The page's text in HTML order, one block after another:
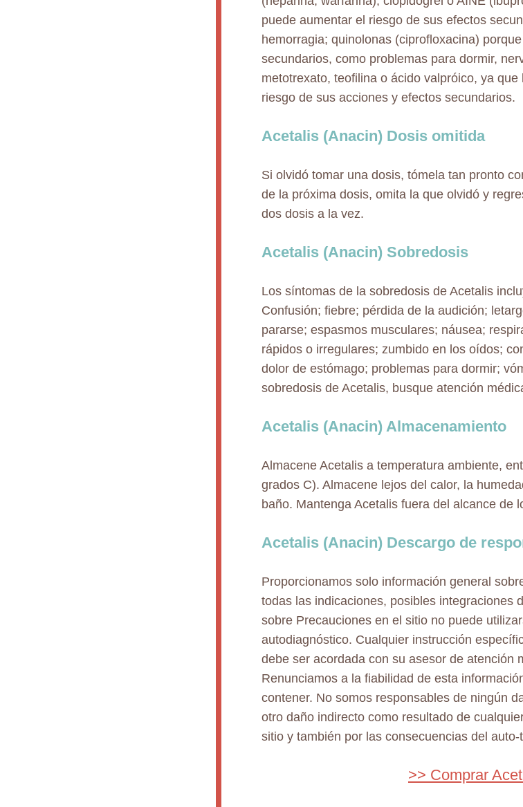
puede aumentar el riesgo de sus efectos
hemorragia; quinolonas (ciprofloxacina)
secundarios, como problemas para dormir,
metotrexato, teofilina o ácido valpróico, ya que
riesgo de sus acciones y efectos secundarios.
Acetalis (Anacin) Dosis omitida
Si olvidó tomar una dosis, tómela tan pronto
de la próxima dosis, omita la que olvidó y
dos dosis a la vez.
Acetalis (Anacin) Sobredosis
Los síntomas de la sobredosis de Acetalis
Confusión; fiebre; pérdida de la audición;
pararse; espasmos musculares; náusea;
rápidos o irregulares; zumbido en los oídos;
dolor de estómago; problemas para dormir;
sobredosis de Acetalis, busque atención
Acetalis (Anacin) Almacenamiento
Almacene Acetalis a temperatura ambiente,
grados C). Almacene lejos del calor, la
baño. Mantenga Acetalis fuera del alcance de
Acetalis (Anacin) Descargo de
Proporcionamos solo información general
todas las indicaciones, posibles integraciones
sobre Precauciones en el sitio no puede
autodiagnóstico. Cualquier instrucción
debe ser acordada con su asesor de atención
Renunciamos a la fiabilidad de esta
contener. No somos responsables de ningún
otro daño indirecto como resultado de
sitio y también por las consecuencias del auto-
>> Comprar